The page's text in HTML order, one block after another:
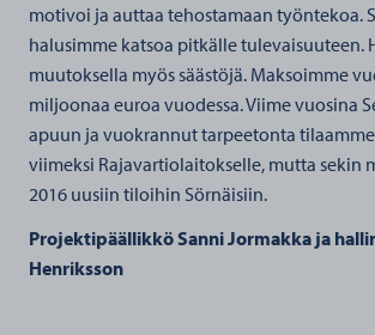
motivoi ja auttaa tehostamaan työntekoa.
halusimme katsoa pitkälle tulevaisuuteen.
muutoksella myös säästöjä. Maksoimme
miljoonaa euroa vuodessa. Viime vuosina
apuun ja vuokrannut tarpeetonta
viimeksi Rajavartiolaitokselle, mutta sekin
2016 uusiin tiloihin Sörnäisiin.
Projektipäällikkö Sanni Jormakka ja
Henriksson